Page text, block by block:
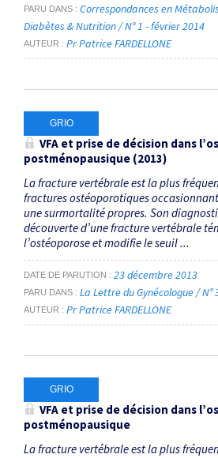
PARU DANS
Correspondances en
Diabètes & Nutrition / N° 1 - février 2014
AUTEUR Pr Patrice FARDELLONE
GRIO
VFA et prise de décision dans
postménopausique (2013)
La fracture vertébrale est la plus
fractures ostéoporotiques
une surmortalité propres. Son
découverte d’une fracture vertébrale
l’ostéoporose et modifie le seuil ...
DATE DE PARUTION 23 décembre 2013
PARU DANS La Lettre du Gynécologue / N°
AUTEUR Pr Patrice FARDELLONE
GRIO
VFA et prise de décision dans
postménopausique
La fracture vertébrale est la plus